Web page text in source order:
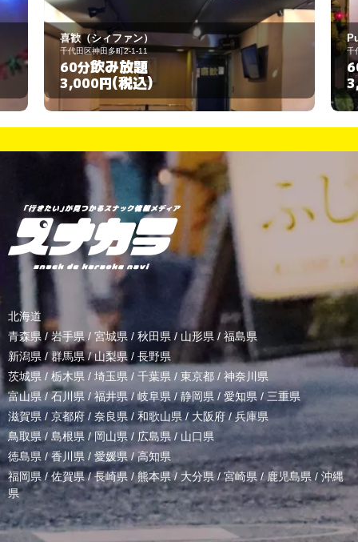
)
Pub 未来
千代田区内神田3-19-7
60分飲み放題
3,000円 (税込)
北海道
青森県 / 岩手県/ 宮城県 / 秋田県 / 山形県/ 福島県
新潟県 /群馬県/山梨県 / 長野県
茨城県 / 栃木県 / 埼玉県 / 千葉県 / 東京都 / 神奈川県
富山県 /石川県/福井県/岐阜県 / 静岡県 / 愛知県 / 三重県
滋賀県 / 京都府 / 奈良県 / 和歌山県/ 大阪府 /兵庫県
鳥取県/ 島根県 /岡山県/ 広島県 / 山口県
徳島県 /香川県 / 愛媛県/高知県
福岡県/佐賀県/長崎県 /熊本県/ 大分県/宮崎県 /鹿児島県 / 沖縄
県